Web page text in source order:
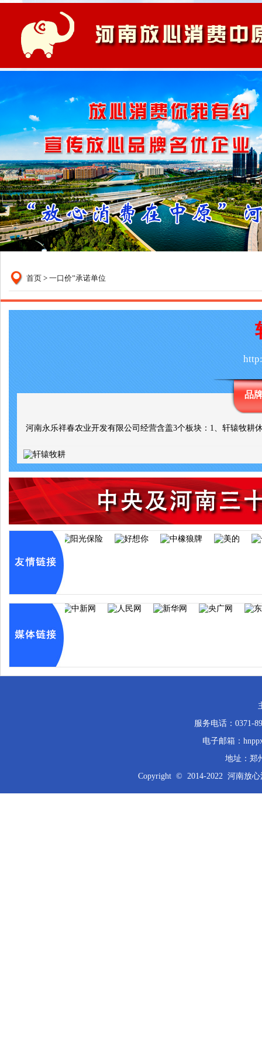
首页 > 一口价”承诺单位
品
河南永乐祥春农业开发有限公司经营含盖3个板块：1、轩辕牧耕
服务电话：
电子邮箱：
地址：郑
Copyright © 2014-2022 河南放